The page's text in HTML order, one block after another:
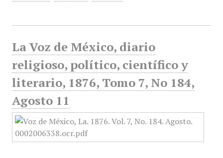
La Voz de México, diario
religioso, político, científico y
literario, 1876, Tomo 7, No 184,
Agosto 11